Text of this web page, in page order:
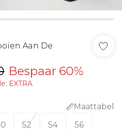
Aan De
Bespaar 60%
EXTRA
Maattabel
52 54 56